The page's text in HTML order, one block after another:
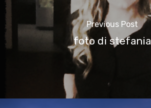
Previous Post
foto di stefania